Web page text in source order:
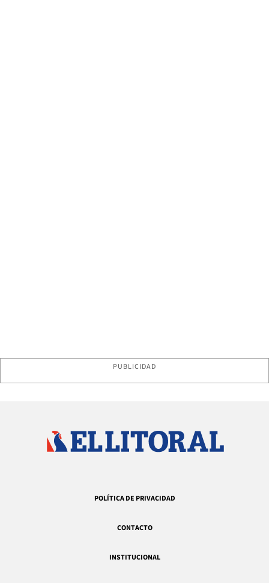
PUBLICIDAD
POLÍTICA DE PRIVACIDAD
CONTACTO
INSTITUCIONAL